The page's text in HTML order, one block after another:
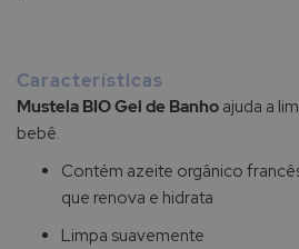
Características
Mustela BIO Gel de Banho ajuda a
bebê.
Contém azeite orgânico
que renova e hidrata
Limpa suavemente